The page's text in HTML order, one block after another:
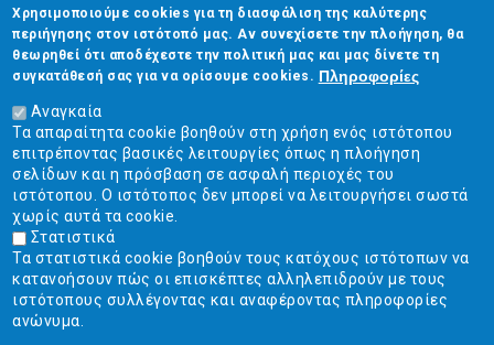
CAPTCHA
This
question is
for testing
whether or
not you are a
human visitor
and to
prevent
automated
spam
submissions.
5+2
Επικοινωνία
Στουρνάρη 17, Αθήνα 10683
2103304444
info@ekpizo.gr
www.ekpizo.gr
Δευ - Πεμ:10:00 πμ - 2:00 μμ
Σάβ - Κυρ: Κλειστά
Χρησιμοποιούμε cookies για τη διασφάλιση της καλύτερης
περιήγησης στον ιστότοπό μας. Αν συνεχίσετε την πλοήγηση, θα
θεωρηθεί ότι αποδέχεστε την πολιτική μας και μας δίνετε τη
συγκατάθεσή σας για να ορίσουμε cookies. Πληροφορίες
Αναγκαία
Τα απαραίτητα cookie βοηθούν στη χρήση ενός ιστότοπου
επιτρέποντας βασικές λειτουργίες όπως η πλοήγηση
σελίδων και η πρόσβαση σε ασφαλή περιοχές του
ιστότοπου. Ο ιστότοπος δεν μπορεί να λειτουργήσει σωστά
χωρίς αυτά τα cookie.
Στατιστικά
Τα στατιστικά cookie βοηθούν τους κατόχους ιστότοπων να
κατανοήσουν πώς οι επισκέπτες αλληλεπιδρούν με τους
ιστότοπους συλλέγοντας και αναφέροντας πληροφορίες
ανώνυμα.